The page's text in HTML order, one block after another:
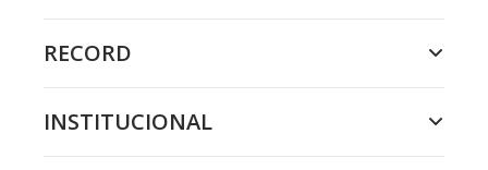
RECORD
INSTITUCIONAL